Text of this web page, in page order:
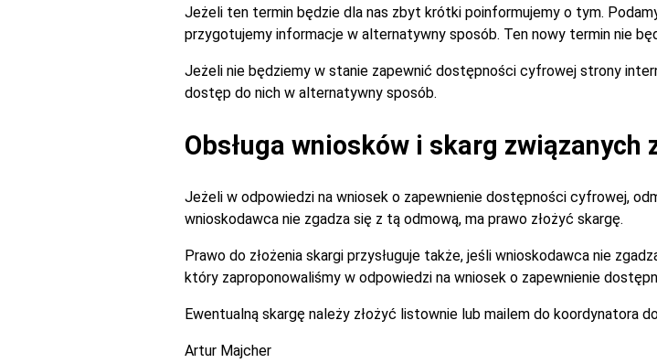
Jeżeli ten termin będzie dla nas zbyt krótki poinformujemy o tym.
przygotujemy informacje w alternatywny sposób. Ten nowy termin nie
Jeżeli nie będziemy w stanie zapewnić dostępności cyfrowej strony
dostęp do nich w alternatywny sposób.
Obsługa wniosków i skarg związanych
Jeżeli w odpowiedzi na wniosek o zapewnienie dostępności cyfrowej,
wnioskodawca nie zgadza się z tą odmową, ma prawo złożyć skargę.
Prawo do złożenia skargi przysługuje także, jeśli wnioskodawca nie
który zaproponowaliśmy w odpowiedzi na wniosek o zapewnienie
Ewentualną skargę należy złożyć listownie lub mailem do koordynatora
Artur Majcher